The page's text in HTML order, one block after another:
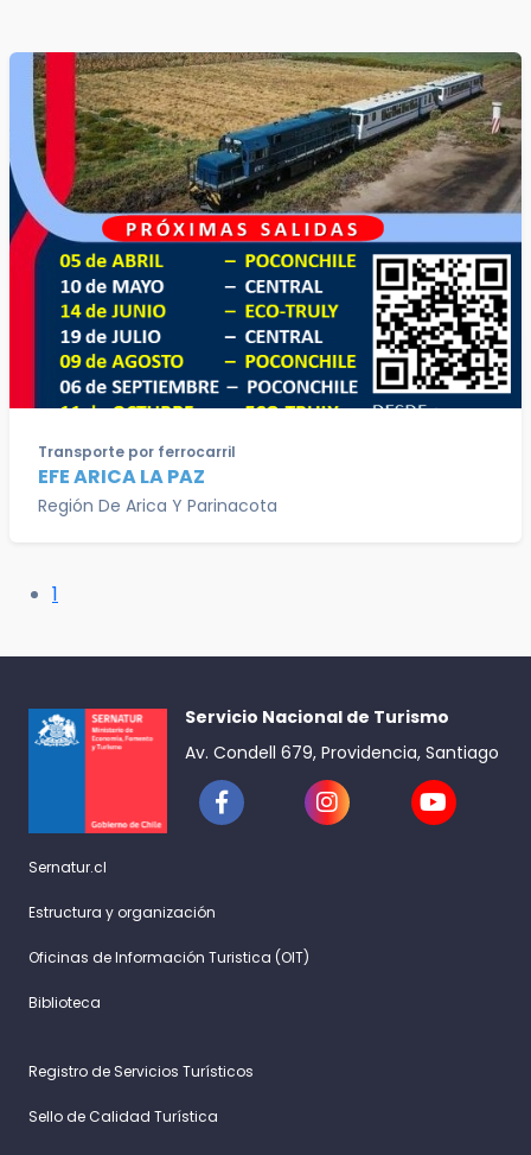
Transporte por ferrocarril
EFE ARICA LA PAZ
Región De Arica Y Parinacota
1
Servicio Nacional de Turismo
Av. Condell 679, Providencia, Santiago
Sernatur.cl
Estructura y organización
Oficinas de Información Turistica (OIT)
Biblioteca
Registro de Servicios Turísticos
Sello de Calidad Turística